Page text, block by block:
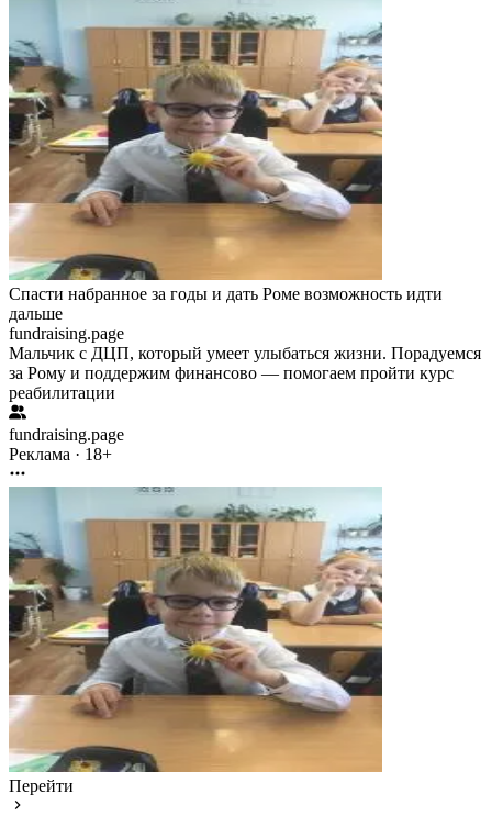
Спасти набранное за годы и дать Роме возможность идти
дальше
fundraising.page
Мальчик с ДЦП, который умеет улыбаться жизни. Порадуемся
за Рому и поддержим финансово — помогаем пройти курс
реабилитации
fundraising.page
Реклама · 18+
Перейти